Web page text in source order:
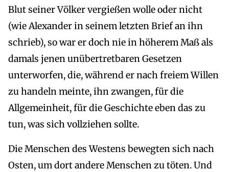
Blut seiner Völker vergießen wolle oder nicht
(wie Alexander in seinem letzten Brief an ihn
schrieb), so war er doch nie in höherem Maß als
damals jenen unübertretbaren Gesetzen
unterworfen, die, während er nach freiem Willen
zu handeln meinte, ihn zwangen, für die
Allgemeinheit, für die Geschichte eben das zu
tun, was sich vollziehen sollte.
Die Menschen des Westens bewegten sich nach
Osten, um dort andere Menschen zu töten. Und